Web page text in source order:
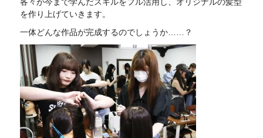
を作り上げていきます。
一体どんな作品が完成するのでしょうか……？